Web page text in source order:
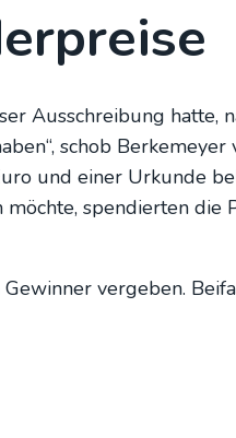
Aus­schrei­bung hat­te,
schob
und einer Urkun­de
spen­dier­ten die
ver­ge­ben.